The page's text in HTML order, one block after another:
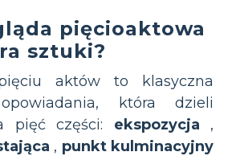
pięcioaktowa
sztuki?
aktów to klasyczna
która dzieli
pięć części: ekspozycja ,
, punkt kulminacyjny